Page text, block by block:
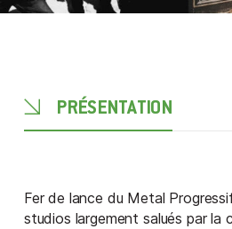
PRÉSENTATION
Fer de lance du Metal
studios largement salués par la